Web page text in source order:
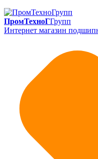
ПромТехноГГрупп
Интернет магазин